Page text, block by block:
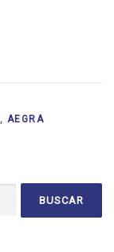
, AEGRA